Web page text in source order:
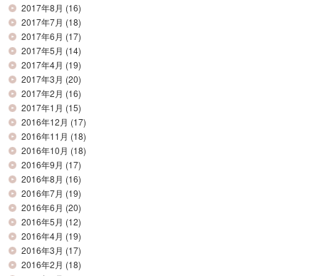
2017年8月 (16)
2017年7月 (18)
2017年6月 (17)
2017年5月 (14)
2017年4月 (19)
2017年3月 (20)
2017年2月 (16)
2017年1月 (15)
2016年12月 (17)
2016年11月 (18)
2016年10月 (18)
2016年9月 (17)
2016年8月 (16)
2016年7月 (19)
2016年6月 (20)
2016年5月 (12)
2016年4月 (19)
2016年3月 (17)
2016年2月 (18)